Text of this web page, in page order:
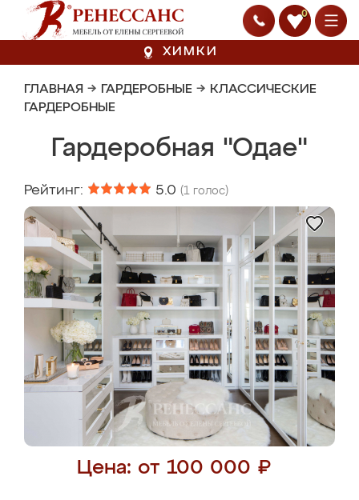
0
ХИМКИ
ГЛАВНАЯ → ГАРДЕРОБНЫЕ → КЛАССИЧЕСКИЕ
ГАРДЕРОБНЫЕ
Гардеробная "Одае"
Рейтинг: 5.0 (1 голос)
Цена: от 100 000 ₽